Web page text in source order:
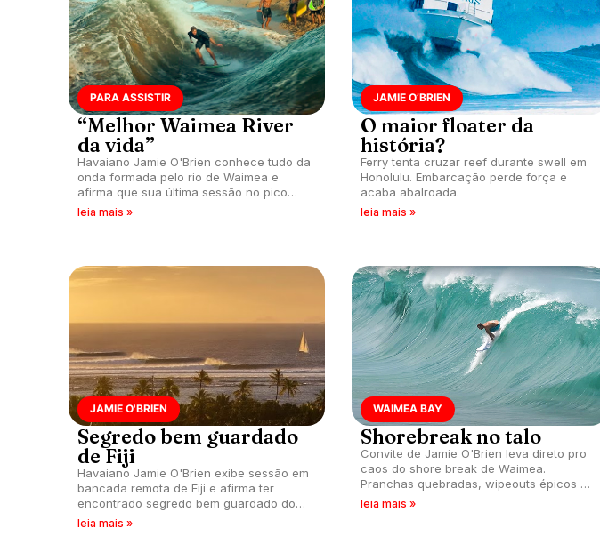
PARA ASSISTIR
“Melhor Waimea River
da vida”
Havaiano Jamie O'Brien conhece tudo da
onda formada pelo rio de Waimea e
afirma que sua última sessão no pico
pode ter sido a melhor de todos os
leia mais »
JAMIE O’BRIEN
O maior floater da
história?
Ferry tenta cruzar reef durante swell em
Honolulu. Embarcação perde força e
acaba abalroada.
leia mais »
JAMIE O'BRIEN
Segredo bem guardado
de Fiji
Havaiano Jamie O'Brien exibe sessão em
bancada remota de Fiji e afirma ter
encontrado segredo bem guardado do
local.
leia mais »
WAIMEA BAY
Shorebreak no talo
Convite de Jamie O'Brien leva direto pro
caos do shore break de Waimea.
Pranchas quebradas, wipeouts épicos e
pura adrenalina no Hawaii.
leia mais »